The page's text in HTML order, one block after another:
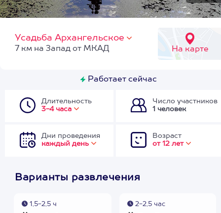
Усадьба Архангельское
На карте
7 км на Запад от МКАД
Работает сейчас
Длительность
3-4 часа
Число участников
1 человек
Дни проведения
каждый день
Возраст
от 12 лет
Варианты развлечения
1,5-2,5 ч
2-2,5 час